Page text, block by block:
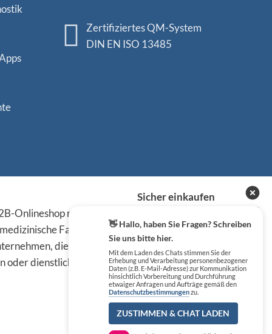
Zertifiziertes QM-System
DIN EN ISO 13485
Onlineshop richten sich
Fachkreise,
die die
oder dienstlichen Tätigkeit
Sicher einkaufen
👋 Hallo, haben Sie Fragen? Schreiben
Sie uns bitte hier.
Mit dem Laden des Chats stimmen Sie der
Erhebung und Verarbeitung personenbezogener
Daten (z.B. E-Mail-Adresse) zur Kommunikation
hinsichtlich Vorbereitung und Durchführung
etwaiger Anfragen und Aufträge gemäß den
Datenschutzbestimmungenzu.
ZUSTIMMEN & CHAT LADEN